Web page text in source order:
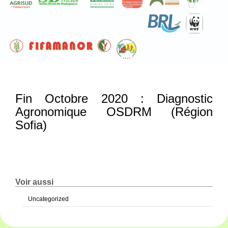
Fin Octobre 2020 : Diagnostic
Agronomique OSDRM (Région
Sofia)
Voir aussi
Uncategorized